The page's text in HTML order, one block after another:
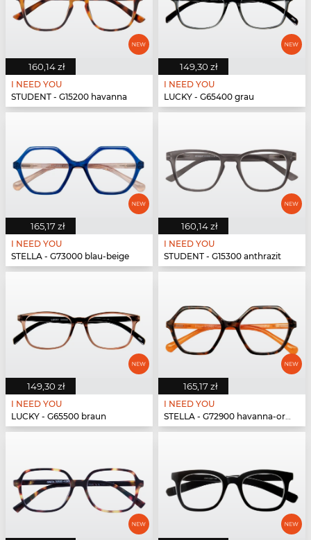
160,14 zł
I NEED YOU
STUDENT - G15200 havanna
149,30 zł
I NEED YOU
LUCKY - G65400 grau
165,17 zł
I NEED YOU
STELLA - G73000 blau-beige
160,14 zł
I NEED YOU
STUDENT - G15300 anthrazit
149,30 zł
I NEED YOU
LUCKY - G65500 braun
165,17 zł
I NEED YOU
STELLA - G72900 havanna-orange